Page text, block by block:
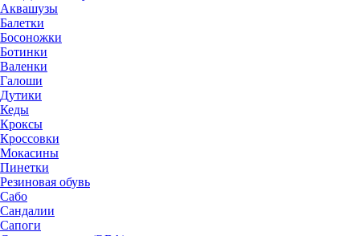
Аквашузы
Балетки
Босоножки
Ботинки
Валенки
Галоши
Дутики
Кеды
Кроксы
Кроссовки
Мокасины
Пинетки
Резиновая обувь
Сабо
Сандалии
Сапоги